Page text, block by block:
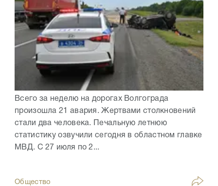
Всего за неделю на дорогах Волгограда
произошла 21 авария. Жертвами столкновений
стали два человека. Печальную летнюю
статистику озвучили сегодня в областном главке
МВД. С 27 июля по 2...
Общество